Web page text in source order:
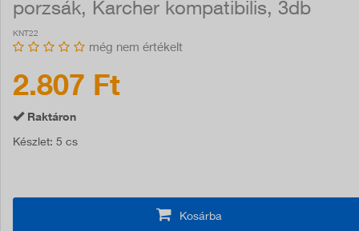
porzsák, Karcher kompatibilis, 3db
KNT22
még nem értékelt
2.807 Ft
Raktáron
Készlet: 5 cs
Kosárba